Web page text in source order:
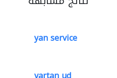
yan service